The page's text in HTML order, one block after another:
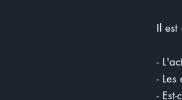
Il est
-
-
-